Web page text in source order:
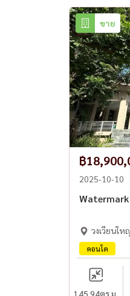
ขาย
฿
2025-10-10
วงเวียนใ
คอนโด
145.94ตร.ม.